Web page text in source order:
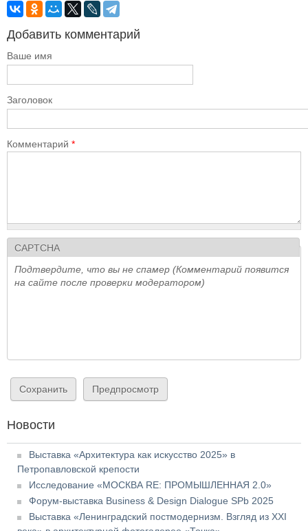
Добавить комментарий
Ваше имя
Заголовок
Комментарий *
CAPTCHA
Подтвердите, что вы не спамер (Комментарий появится
на сайте после проверки модератором)
Новости
Выставка «Архитектура как искусство 2025» в
Петропавловской крепости
Исследование «МОСКВА RE: ПРОМЫШЛЕННАЯ 2.0»
Форум-выставка Business & Design Dialogue SPb 2025
Выставка «Ленинградский постмодернизм. Взгляд из XXI